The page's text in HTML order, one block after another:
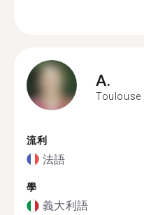
A.
Toulouse
流利
法語
學
義大利語